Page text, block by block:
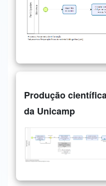
Produção
da Unicamp